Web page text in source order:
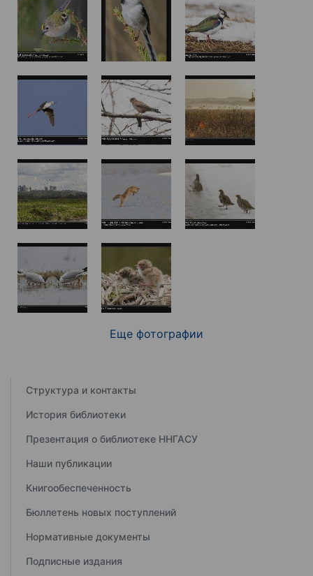
Еще фотографии
Структура и контакты
История библиотеки
Презентация о библиотеке ННГАСУ
Наши публикации
Книгообеспеченность
Бюллетень новых поступлений
Нормативные документы
Подписные издания